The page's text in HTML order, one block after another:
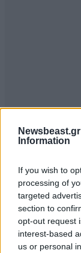
Information
If you wish to
processing of
targeted
section to
opt-out request
interest-based
us or personal